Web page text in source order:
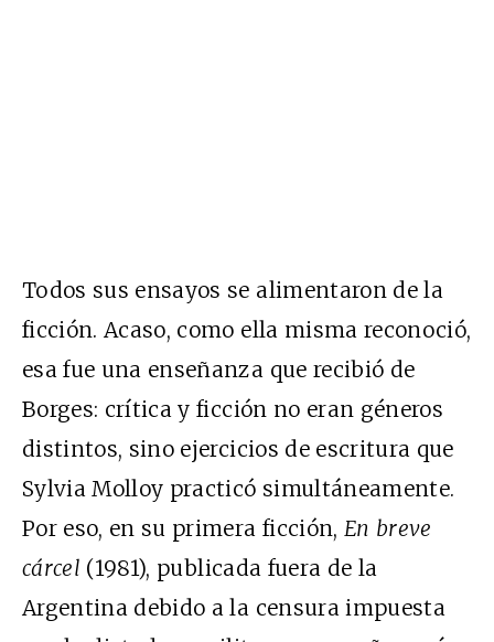
Todos sus ensayos se alimentaron de la
ficción. Acaso, como ella misma reconoció,
esa fue una enseñanza que recibió de
Borges: crítica y ficción no eran géneros
distintos, sino ejercicios de escritura que
Sylvia Molloy practicó simultáneamente.
Por eso, en su primera ficción, En breve
cárcel (1981), publicada fuera de la
Argentina debido a la censura impuesta